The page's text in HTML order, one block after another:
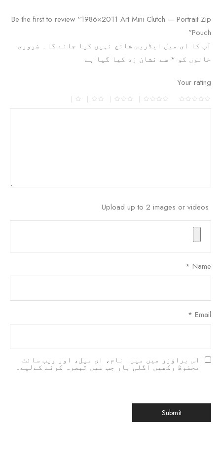
Be the first to review “1986×2011 Art Mini Clutch — Portrait Zip
Pouch”
آپ کا ای میل ایڈریس شائع نہیں کیا جائے گا۔ ضروری
خانوں کو * سے نشان زد کیا گیا ہے
Your rating
Upload up to 2 images or videos
Name
*
Email
*
اس براؤزر میں میرا نام، ای میل، اور ویب سائٹ
محفوظ رکھیں اگلی بار جب میں تبصرہ کرنے کےلیے۔
日本語
한국어